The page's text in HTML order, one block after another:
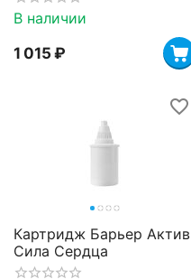
В наличии
1 015 ₽
Картридж Барьер Актив
Сила Сердца